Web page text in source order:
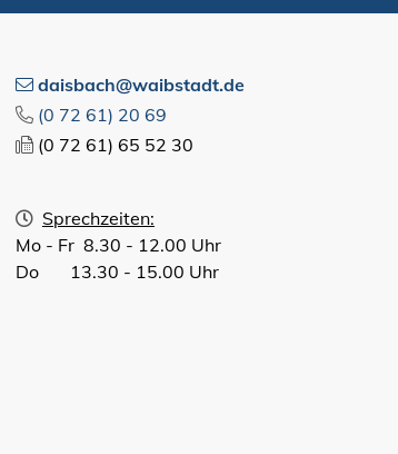
daisbach@waibstadt.de
(0 72 61) 20 69
(0 72 61) 65 52 30
Sprechzeiten:
Mo - Fr 8.30 - 12.00 Uhr
Do 13.30 - 15.00 Uhr